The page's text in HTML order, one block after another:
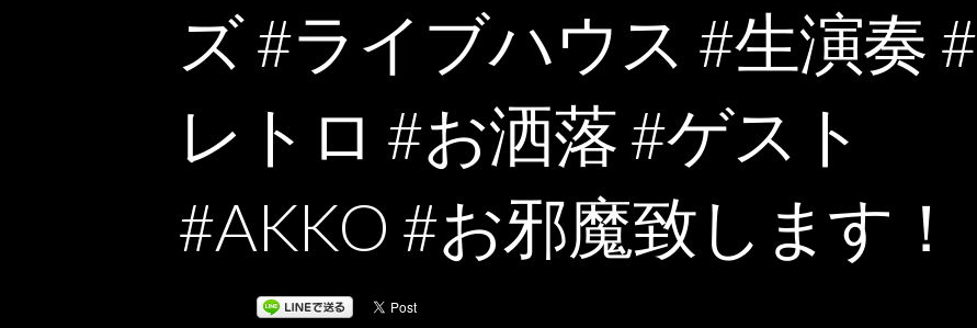
ズ #ライブハウス #生演奏 #
レトロ #お洒落 #ゲスト
#AKKO #お邪魔致します！